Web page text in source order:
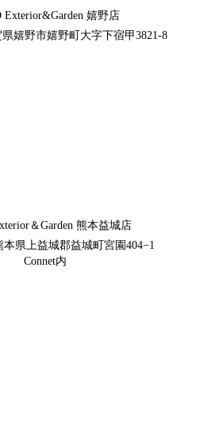
Exterior&Garden 嬉野店
嬉野市嬉野町大字下宿甲3821-8
＆Garden 熊本益城店
本県上益城郡益城町宮園404−1
Connet内